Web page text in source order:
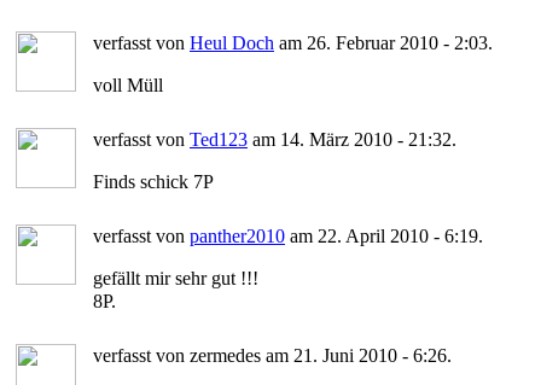
verfasst von Heul Doch am 26. Februar 2010 - 2:03.
voll Müll
verfasst von Ted123 am 14. März 2010 - 21:32.
Finds schick 7P
verfasst von panther2010 am 22. April 2010 - 6:19.
gefällt mir sehr gut !!!
8P.
verfasst von zermedes am 21. Juni 2010 - 6:26.